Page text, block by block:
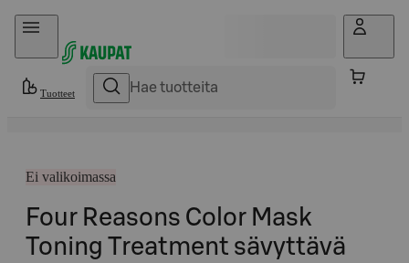
Hyppää sisältöön
Tuotteet
Ei valikoimassa
Four Reasons Color Mask
Toning Treatment sävyttävä